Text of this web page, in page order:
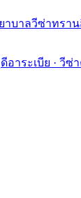
าบาลวีซ่าทรา
อาระเบีย · วีซ่